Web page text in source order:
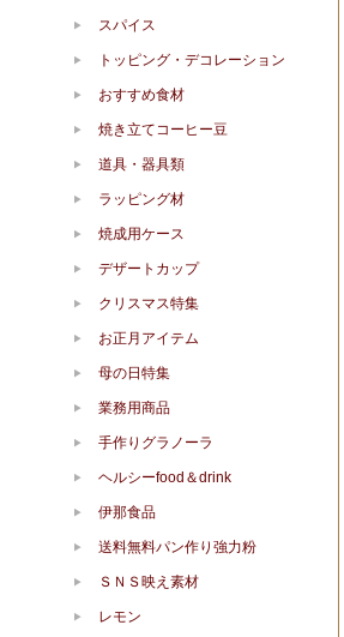
スパイス
トッピング・デコレーション
おすすめ食材
焼き立てコーヒー豆
道具・器具類
ラッピング材
焼成用ケース
デザートカップ
クリスマス特集
お正月アイテム
母の日特集
業務用商品
手作りグラノーラ
ヘルシーfood＆drink
伊那食品
送料無料パン作り強力粉
ＳＮＳ映え素材
レモン